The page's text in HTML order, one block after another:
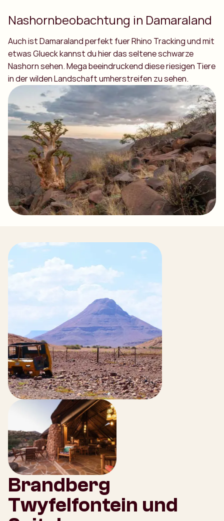
Nashornbeobachtung in Damaraland
Auch ist Damaraland perfekt fuer Rhino Tracking und mit
etwas Glueck kannst du hier das seltene schwarze
Nashorn sehen. Mega beeindruckend diese riesigen Tiere
in der wilden Landschaft umherstreifen zu sehen.
Brandberg
Twyfelfontein und